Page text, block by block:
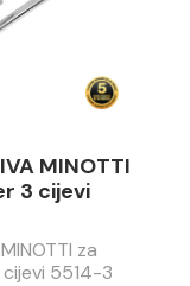
MINOTTI
3 cijevi
za
5514-3